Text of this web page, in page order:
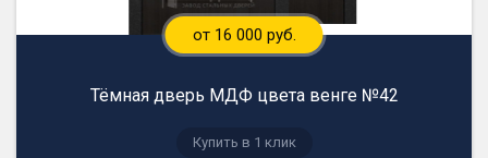
от 16 000 руб.
Тёмная дверь МДФ цвета венге №42
Купить в 1 клик